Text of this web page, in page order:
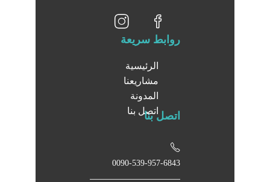
روابط سريعة
الرئيسية
مشاريعنا
المدونة
اتصل بنااتصل بنا
0090-539-957-6843